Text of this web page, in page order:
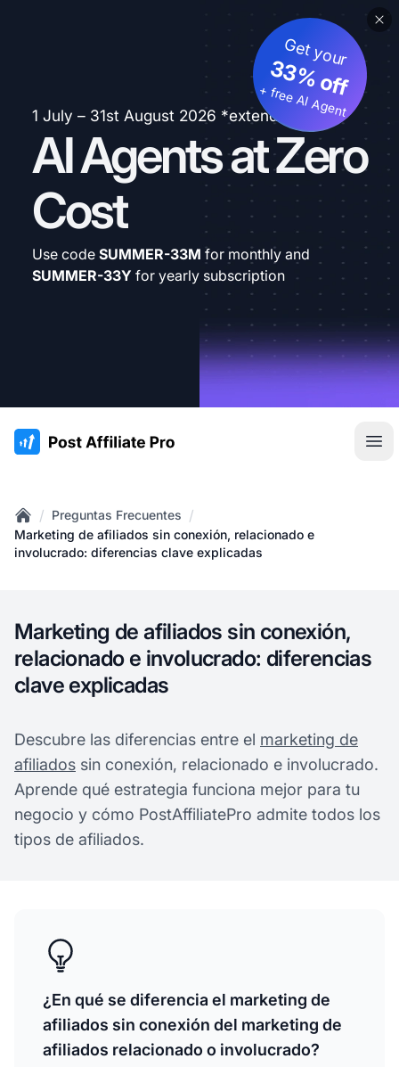
1 July – 31st August 2026 *extended
AI Agents at Zero
Cost
Get your
33% off
+ free AI Agent
Use code SUMMER-33M for monthly and
SUMMER-33Y for yearly subscription
:site.title
Home
/ Preguntas Frecuentes /
Marketing de afiliados sin conexión, relacionado e
involucrado: diferencias clave explicadas
Marketing de afiliados sin conexión,
relacionado e involucrado: diferencias
clave explicadas
Descubre las diferencias entre el marketing de
afiliados sin conexión, relacionado e involucrado.
Aprende qué estrategia funciona mejor para tu
negocio y cómo PostAffiliatePro admite todos los
tipos de afiliados.
¿En qué se diferencia el marketing de
afiliados sin conexión del marketing de
afiliados relacionado o involucrado?